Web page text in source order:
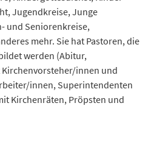
Jugendkreise, Junge
und Seniorenkreise,
mehr. Sie hat Pastoren, die
werden (Abitur,
innen und
innen, Superintendenten
Kirchenräten, Pröpsten und